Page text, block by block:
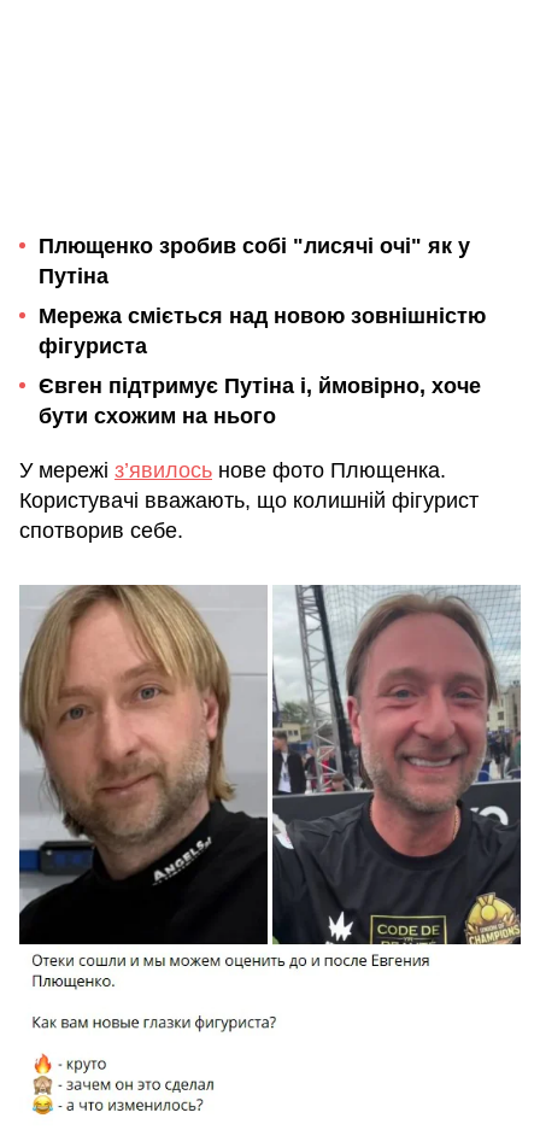
Плющенко зробив собі "лисячі очі" як у
Путіна
Мережа сміється над новою зовнішністю
фігуриста
Євген підтримує Путіна і, ймовірно, хоче
бути схожим на нього
У мережі з’явилось нове фото Плющенка.
Користувачі вважають, що колишній фігурист
спотворив себе.